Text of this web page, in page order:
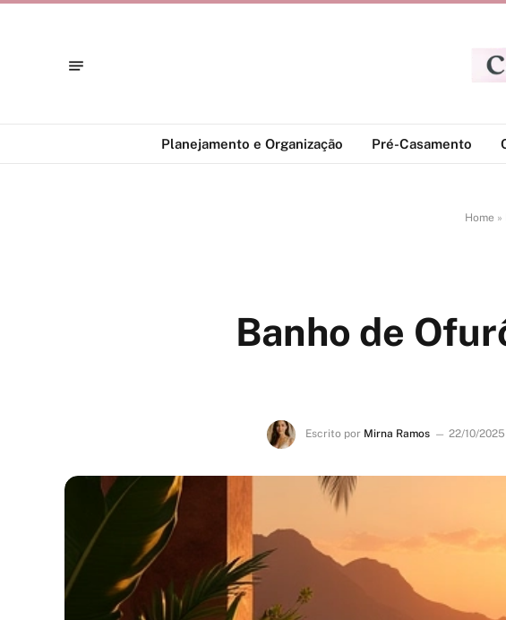
Planejamento e Organização Pré-Casamento
Home »
Banho de
Escrito por Mirna Ramos 22/10/2025